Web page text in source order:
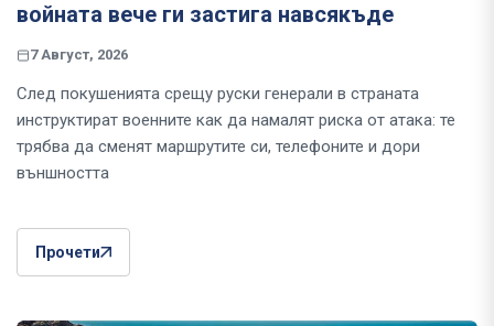
войната вече ги застига навсякъде
7 Август, 2026
След покушенията срещу руски генерали в страната
инструктират военните как да намалят риска от атака: те
трябва да сменят маршрутите си, телефоните и дори
външността
Прочети